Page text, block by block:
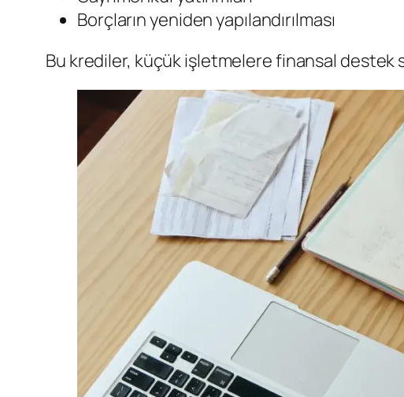
Borçların yeniden yapılandırılması
Bu krediler, küçük işletmelere finansal destek